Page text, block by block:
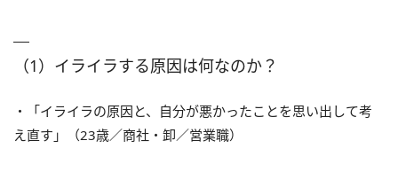
（1）イライラする原因は何なのか？
・「イライラの原因と、自分が悪かったことを思い出して考
え直す」（23歳／商社・卸／営業職）